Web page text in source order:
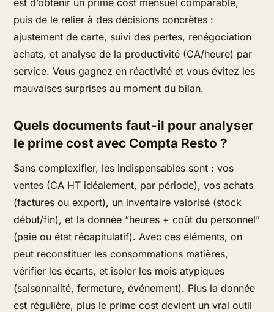
puis de le relier à des décisions concrètes :
ajustement de carte, suivi des pertes, renégociation
achats, et analyse de la productivité (CA/heure) par
service. Vous gagnez en réactivité et vous évitez les
mauvaises surprises au moment du bilan.
Quels documents faut-il pour analyser
le prime cost avec Compta Resto ?
Sans complexifier, les indispensables sont : vos
ventes (CA HT idéalement, par période), vos achats
(factures ou export), un inventaire valorisé (stock
début/fin), et la donnée “heures + coût du personnel”
(paie ou état récapitulatif). Avec ces éléments, on
peut reconstituer les consommations matières,
vérifier les écarts, et isoler les mois atypiques
(saisonnalité, fermeture, événement). Plus la donnée
est régulière, plus le prime cost devient un vrai outil